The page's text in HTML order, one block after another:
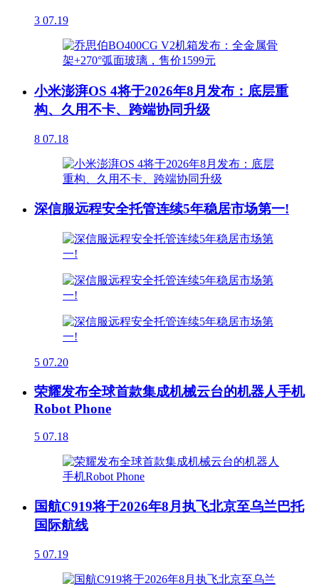
3 07.19
小米澎湃OS 4将于2026年8月发布：底层重
构、久用不卡、跨端协同升级
8 07.18
深信服远程安全托管连续5年稳居市场第一!
5 07.20
荣耀发布全球首款集成机械云台的机器人手机
Robot Phone
5 07.18
国航C919将于2026年8月执飞北京至乌兰巴托
国际航线
5 07.19